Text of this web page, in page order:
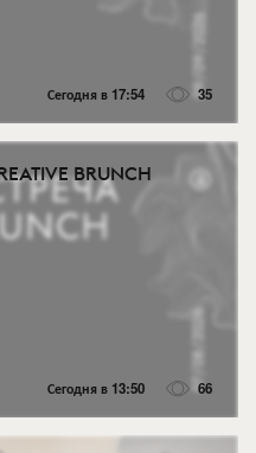
Сегодня в 17:54 35
BRUNCH
Сегодня в 13:50 66